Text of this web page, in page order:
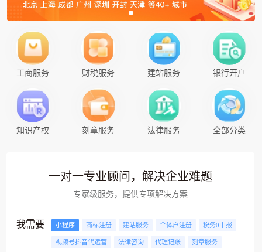
工商服务 财税服务 建站服务 银行开户
知识产权 刻章服务 法律服务 全部分类
一对一专业顾问，解决企业难题
专家级服务，提供专项解决方案
我需要 小程序 商标注册 建站服务 个体户注册 税务0申报
视频号抖音代运营 法律咨询 代理记账 刻章服务